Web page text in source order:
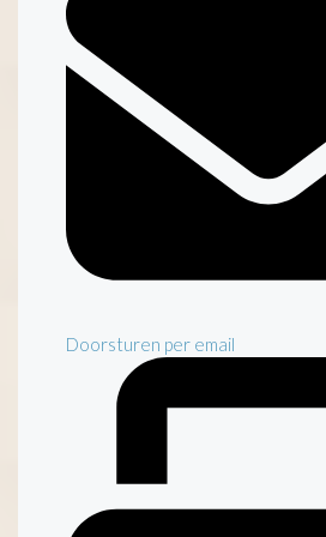
Doorsturen per email